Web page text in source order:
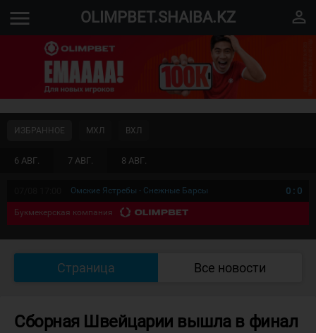
menu OLIMPBET.SHAIBA.KZ perm_identity
6 АВГ. 7 АВГ. 8 АВГ.
ИЗБРАННОЕ МХЛ ВХЛ
Омские Ястребы - Снежные Барсы 0 : 0
Букмекерская компания
Страница Все новости
Сборная Швейцарии вышла в финал